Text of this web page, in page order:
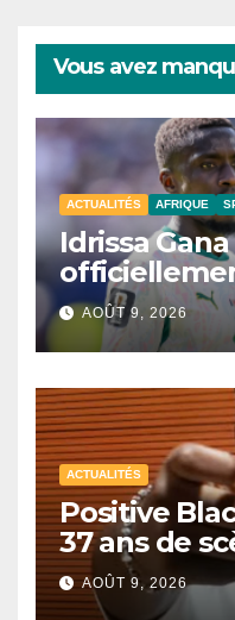
Vous avez
ACTUALITÉS AFRIQUE
Idrissa
une saison
AOÛT 9, 2026
ACTUALITÉS
Positive
37 ans de
Awadi face
AOÛT 9, 2026